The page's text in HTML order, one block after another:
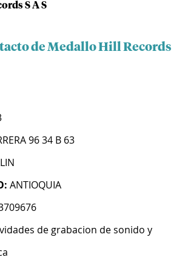
S A S
de Medallo Hill Records
96 34 B 63
ANTIOQUIA
de grabacion de sonido y